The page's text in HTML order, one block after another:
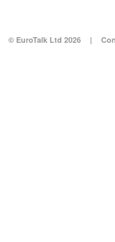
© EuroTalk Ltd 2026 |